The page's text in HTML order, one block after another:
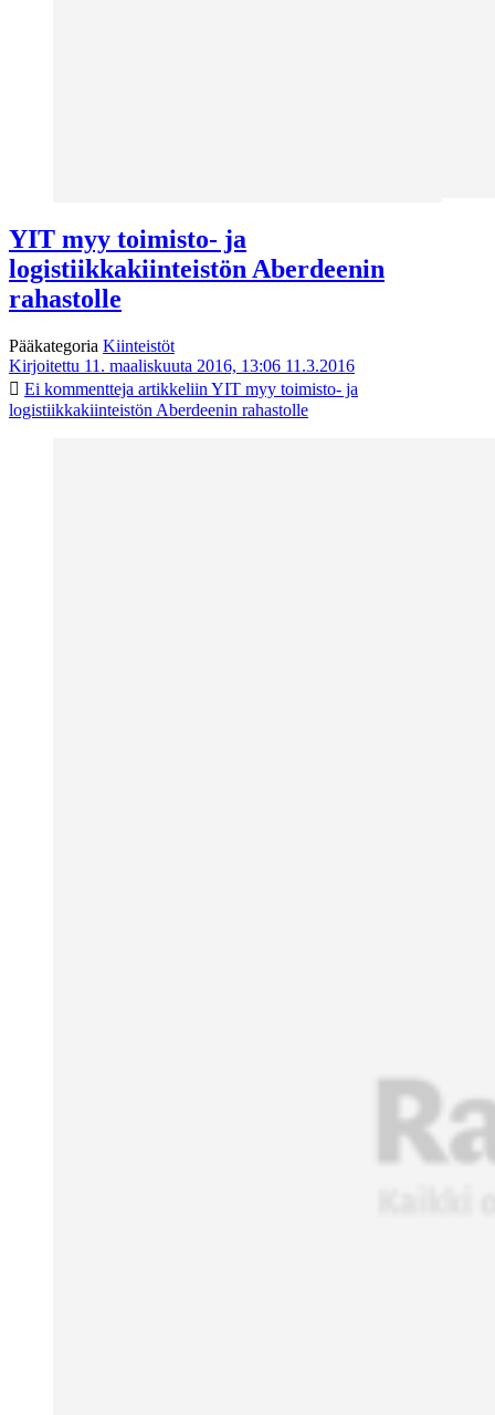
YIT myy toimisto- ja
logistiikkakiinteistön Aberdeenin
rahastolle
Pääkategoria Kiinteistöt
Kirjoitettu 11. maaliskuuta 2016, 13:06 11.3.2016
Ei kommentteja artikkeliin YIT myy toimisto- ja
logistiikkakiinteistön Aberdeenin rahastolle